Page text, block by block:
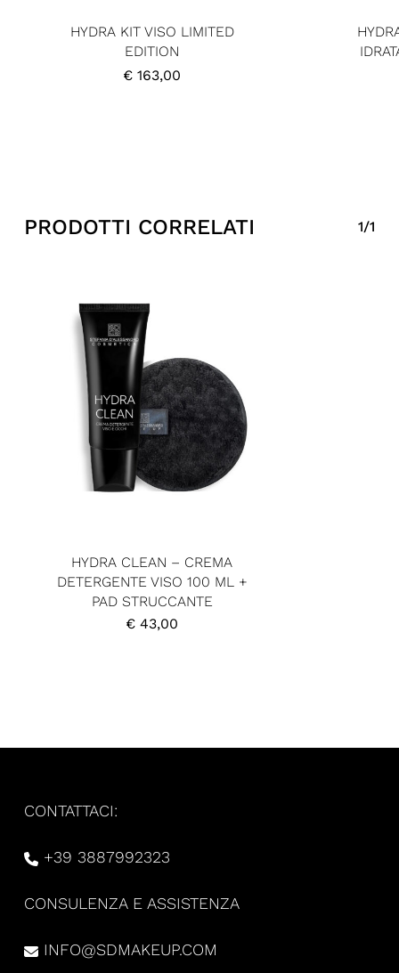
HYDRA KIT VISO LIMITED
EDITION
€ 163,00
PRODOTTI CORRELATI 1/1
HYDRA CLEAN – CREMA
DETERGENTE VISO 100 ML +
PAD STRUCCANTE
€ 43,00
CONTATTACI:
+39 3887992323
CONSULENZA E ASSISTENZA
INFO@SDMAKEUP.COM